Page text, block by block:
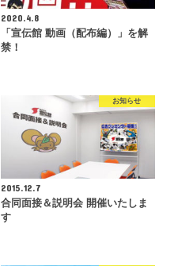
2020.4.8
「宣伝館 動画（配布編）」を解
禁！
お知らせ
2015.12.7
合同面接＆説明会 開催いたしま
す